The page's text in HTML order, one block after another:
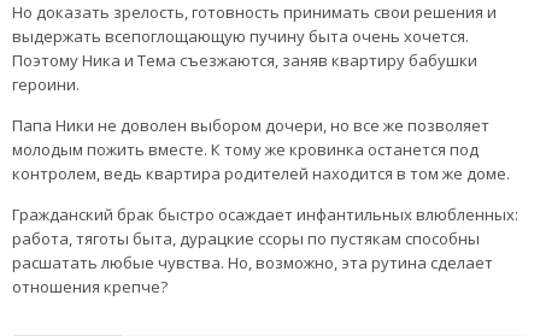
Но доказать зрелость, готовность принимать свои решения и
выдержать всепоглощающую пучину быта очень хочется.
Поэтому Ника и Тема съезжаются, заняв квартиру бабушки
героини.
Папа Ники не доволен выбором дочери, но все же позволяет
молодым пожить вместе. К тому же кровинка останется под
контролем, ведь квартира родителей находится в том же доме.
Гражданский брак быстро осаждает инфантильных влюбленных:
работа, тяготы быта, дурацкие ссоры по пустякам способны
расшатать любые чувства. Но, возможно, эта рутина сделает
отношения крепче?